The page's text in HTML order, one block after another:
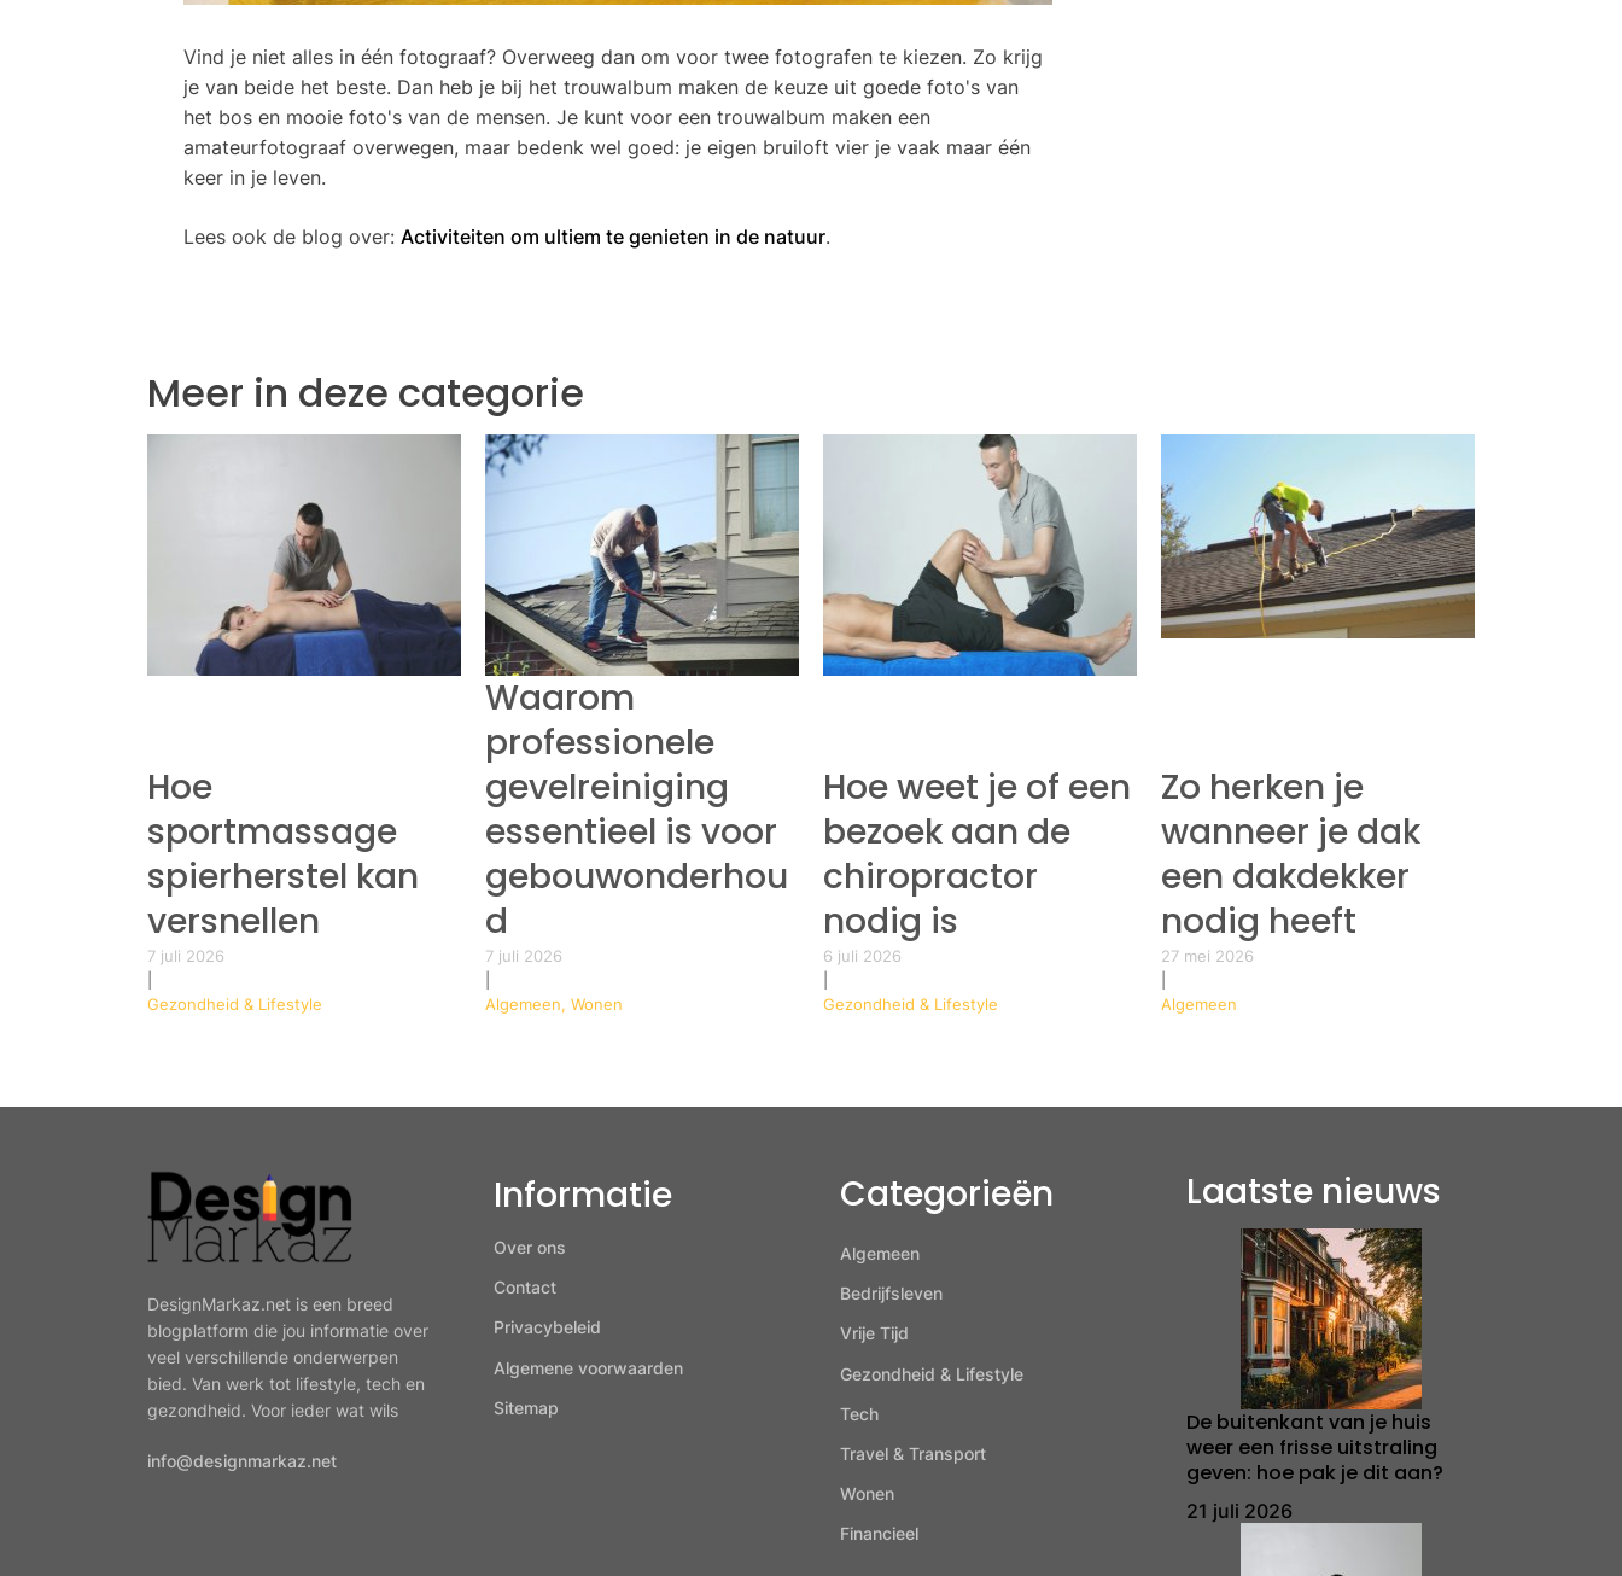
Vind je niet alles in één fotograaf? Overweeg dan om voor twee fotografen te kiezen. Zo krijg
je van beide het beste. Dan heb je bij het trouwalbum maken de keuze uit goede foto's van
het bos en mooie foto's van de mensen. Je kunt voor een trouwalbum maken een
amateurfotograaf overwegen, maar bedenk wel goed: je eigen bruiloft vier je vaak maar één
keer in je leven.
Lees ook de blog over: Activiteiten om ultiem te genieten in de natuur.
Meer in deze categorie
Hoe
sportmassage
spierherstel kan
versnellen
7 juli 2026
Gezondheid & Lifestyle
Waarom
professionele
gevelreiniging
essentieel is voor
gebouwonderhou
d
7 juli 2026
Algemeen, Wonen
Hoe weet je of een
bezoek aan de
chiropractor
nodig is
6 juli 2026
Gezondheid & Lifestyle
Zo herken je
wanneer je dak
een dakdekker
nodig heeft
27 mei 2026
Algemeen
DesignMarkaz.net is een breed
blogplatform die jou informatie over
veel verschillende onderwerpen
bied. Van werk tot lifestyle, tech en
gezondheid. Voor ieder wat wils
info@designmarkaz.net
Informatie
Over ons
Contact
Privacybeleid
Algemene voorwaarden
Sitemap
Categorieën
Algemeen
Bedrijfsleven
Vrije Tijd
Gezondheid & Lifestyle
Tech
Travel & Transport
Wonen
Financieel
Laatste nieuws
De buitenkant van je huis
weer een frisse uitstraling
geven: hoe pak je dit aan?
21 juli 2026